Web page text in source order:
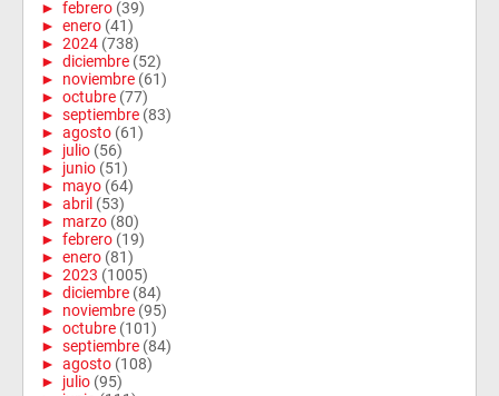
► febrero (39)
► enero (41)
► 2024 (738)
► diciembre (52)
► noviembre (61)
► octubre (77)
► septiembre (83)
► agosto (61)
► julio (56)
► junio (51)
► mayo (64)
► abril (53)
► marzo (80)
► febrero (19)
► enero (81)
► 2023 (1005)
► diciembre (84)
► noviembre (95)
► octubre (101)
► septiembre (84)
► agosto (108)
► julio (95)